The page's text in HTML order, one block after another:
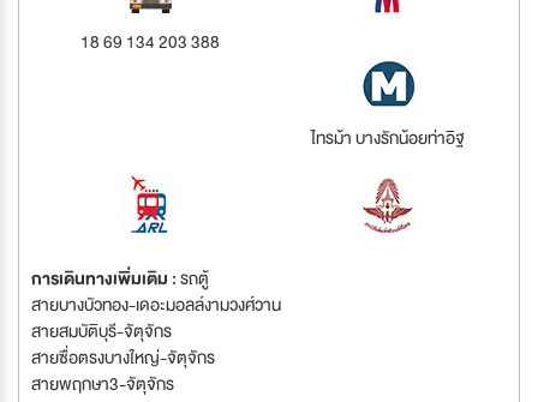
18 69 134 203 388
ไทรม้า บางรักน้อยท่าอิฐ
การเดินทางเพิ่มเติม :รถตู้
สายบางบัวทอง-เดอะมอลล์งามวงศ์วาน
สายสมบัติบุรี-จัตุจักร
สายซื่อตรงบางใหญ่-จัตุจักร
สายพฤกษา3-จัตุจักร